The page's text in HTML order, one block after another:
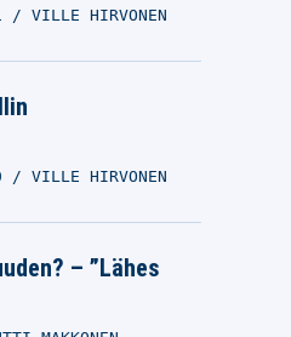
VILLE HIRVONEN
VILLE HIRVONEN
– ”Lähes